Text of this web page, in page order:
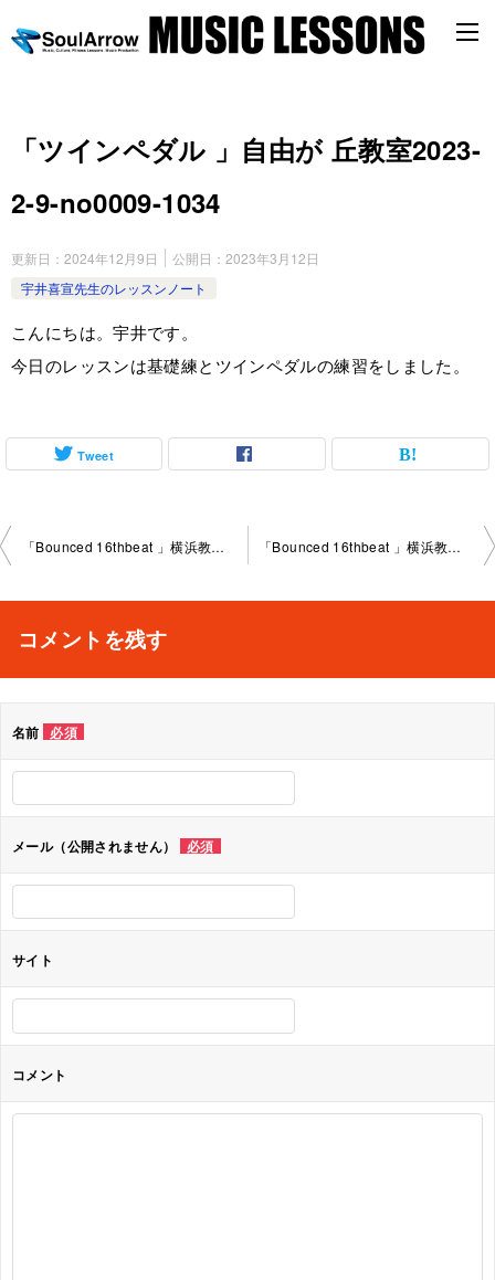
「ツインペダル 」自由が 丘教室2023-
2-9-no0009-1034
更新日： 2024年12月9日 公開日： 2023年3月12日
宇井喜宣先生のレッスンノート
こんにちは。宇井です。
今日のレッスンは基礎練とツインペダルの練習をしました。
Tweet
投
ビ
シ
ョ
ン
「Bounced 16thbeat 」横浜教室2023-1-4-no0009-1030 「Bounced 16thbeat 」横浜教室2023-1丁目2-4-no0009-1 030
コメントを残す
名前 必須
メール（公開されません） 必須
サイト
コメント